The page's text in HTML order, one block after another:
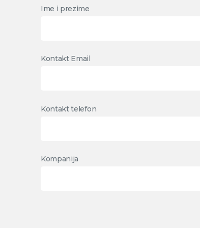
Ime i prezime
Kontakt Email
Kontakt telefon
Kompanija